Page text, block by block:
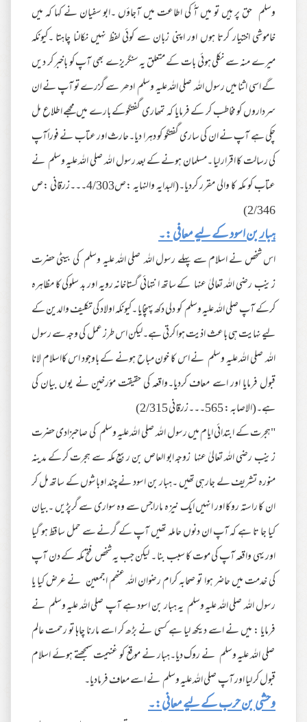
وسلم حق پر ہیں تو میں آُ کی اطاعت میں آجاؤں ۔ابو سفیان نے کہا کہ میں
خاموشی اختیار کرتا ہوں اور اپنی زبان سے کوئی لفظ نہیں نکالنا چاہتا ۔کیونکہ
میرے منہ سے نکلی ہوئی بات کے متعلق یہ سنگریزے بھی آپ کو باخبر کر دیں
گے اسی اثنا میں رسول اللہ صلی اللہ علیہ وسلم ادھر سے گزرے تو آپ نے ان
سرداروں کو مخاطب کر کے فرمایا کہ تمھاری گفتگوکے بارے میں مجھے اطلاع مل
چکی ہے آپ نے ان کی ساری گفتگو کو دہرا دیا۔حارث اور عتاب نے فوراًآپ
کی رسالت کا اقرار لیا ۔مسلمان ہونے کے بعد رسول اللہ صلی اللہ علیہ وسلم نے
عتاب کو مکہ کا والی مقرر کردیا۔(البدایہ والنہایہ :ص4/303۔۔۔زرقانی :ص
2/346)
ہبار بن اسود کے لیے معافی :۔
اس شخص نے اسلام سے پہلے رسول اللہ صلی اللہ علیہ وسلم کی بیٹی حضرت
زینب رضی اللہ تعالیٰ عنہا کے ساتھ انتہائی گستاخانہ رویہ اور بد سلوکی کا مظاہرہ
کرکے آپ صلی اللہ علیہ وسلم کو دلی دکھ پہنچایا ۔کیونکہ اولاد کی تکلیف والدین کے
لیے نہایت ہی باعث اذیت ہوا کرتی ہے۔لیکن اس طرز عمل کی وجہ سے رسول
اللہ صلی اللہ علیہ وسلم نے اس کا خون مباح ہونے کے باوجود اس کااسلام لانا
قبول فرمایا اور اسے معاف کردیا۔واقعہ کی حقیقت مؤرخین نے یوں بیان کی
ہے۔(الاصابہ : 565۔۔۔زرقانی 2/315)
"ہجرت کے ابتدائی ایام میں رسول اللہ صلی اللہ علیہ وسلم کی صاحبزادی حضرت
زینب رضی اللہ تعالیٰ عنہا زوجہ ابو العاص بن ربیع مکہ سے ہجرت کر کے مدینہ
منورہ تشریف لے جارہی تھیں ۔ہبار بن اسود نے چند اوباشوں کے ساتھ مل کر
ان کا راستہ روکا اور انہیں ایک نیز ہ ماراجس سے وہ سواری سے گرپڑیں ۔بیان
کیا جا تا ہے کہ آپ ان دنوں حاملہ تھیں آپ کے گرنے سے حمل ساقط ہو گیا
اور یہی واقعہ آپ کی موت کا سبب بنا ۔ لیکن جب یہ شخص فتح مکہ کے دن آپ
کی خدمت میں حاضر ہوا تو صحابہ کرام رضوان اللہ عنھم اجمعین نے عرض کیا یا
رسول اللہ صلی اللہ علیہ وسلم یہ ہبار بن اسود ہے آپ صلی اللہ علیہ وسلم نے
فرمایا : میں نے اسے دیکھ لیا ہے کسی نے بڑھ کر اسے مارنا چاہا تو رحمت عالم
صلی اللہ علیہ وسلم نے روک دیا۔ہبار نے موقع کو غنیمت سمجھتے ہوئے اسلام
قبول کر لیا اور آپ صلی اللہ علیہ وسلم نے اسے معاف فرمادیا۔
وحشی بن حرب کے لیے معانی:۔